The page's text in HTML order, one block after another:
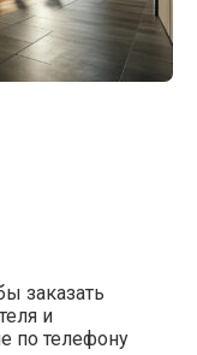
заказать
и
по телефону